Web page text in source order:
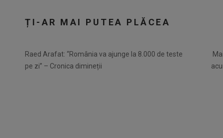
ȚI-AR MAI PUTEA PLĂCEA
Raed Arafat: “România va ajunge la 8.000 de teste
pe zi” – Cronica dimineții